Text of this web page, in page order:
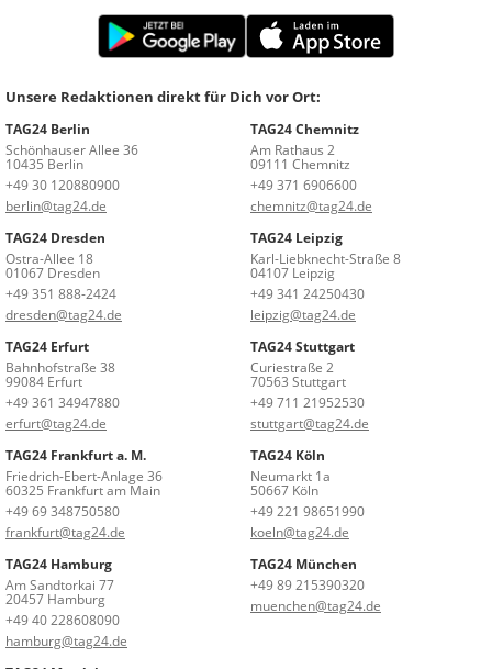
Unsere Redaktionen direkt für Dich vor Ort:
TAG24 Berlin
Schönhauser Allee 36
10435 Berlin
+49 30 120880900
berlin@tag24.de
TAG24 Chemnitz
Am Rathaus 2
09111 Chemnitz
+49 371 6906600
chemnitz@tag24.de
TAG24 Dresden
Ostra-Allee 18
01067 Dresden
+49 351 888-2424
dresden@tag24.de
TAG24 Leipzig
Karl-Liebknecht-Straße 8
04107 Leipzig
+49 341 24250430
leipzig@tag24.de
TAG24 Erfurt
Bahnhofstraße 38
99084 Erfurt
+49 361 34947880
erfurt@tag24.de
TAG24 Stuttgart
Curiestraße 2
70563 Stuttgart
+49 711 21952530
stuttgart@tag24.de
TAG24 Frankfurt a. M.
Friedrich-Ebert-Anlage 36
60325 Frankfurt am Main
+49 69 348750580
frankfurt@tag24.de
TAG24 Köln
Neumarkt 1a
50667 Köln
+49 221 98651990
koeln@tag24.de
TAG24 Hamburg
Am Sandtorkai 77
20457 Hamburg
+49 40 228608090
hamburg@tag24.de
TAG24 München
+49 89 215390320
muenchen@tag24.de